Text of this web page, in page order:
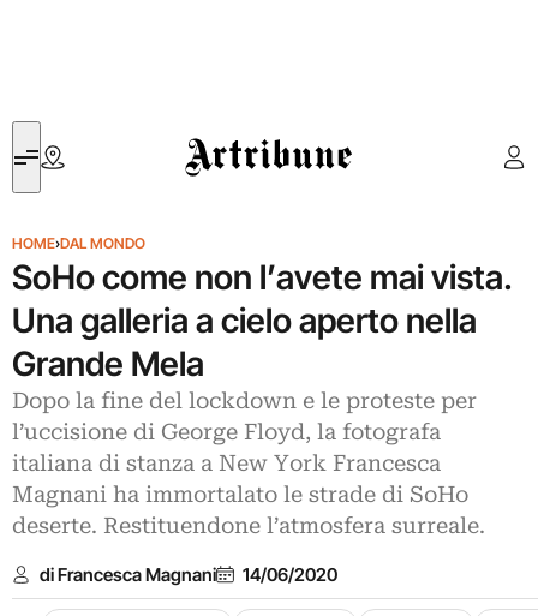
Artribune
HOME›DAL MONDO
SoHo come non l’avete mai vista.
Una galleria a cielo aperto nella
Grande Mela
Dopo la fine del lockdown e le proteste per
l’uccisione di George Floyd, la fotografa
italiana di stanza a New York Francesca
Magnani ha immortalato le strade di SoHo
deserte. Restituendone l’atmosfera surreale.
di Francesca Magnani 14/06/2020